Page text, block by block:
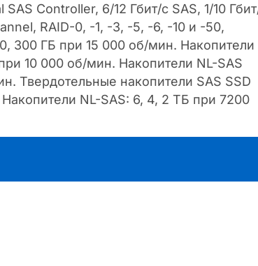
Controller, 6/12 Гбит/с SAS, 1/10
RAID-0, -1, -3, -5, -6, -10 и -50,
300 ГБ при 15 000 об/мин. Накопители
10 000 об/мин. Накопители NL-SAS
Твердотельные накопители SAS SSD
NL-SAS: 6, 4, 2 ТБ при 7200